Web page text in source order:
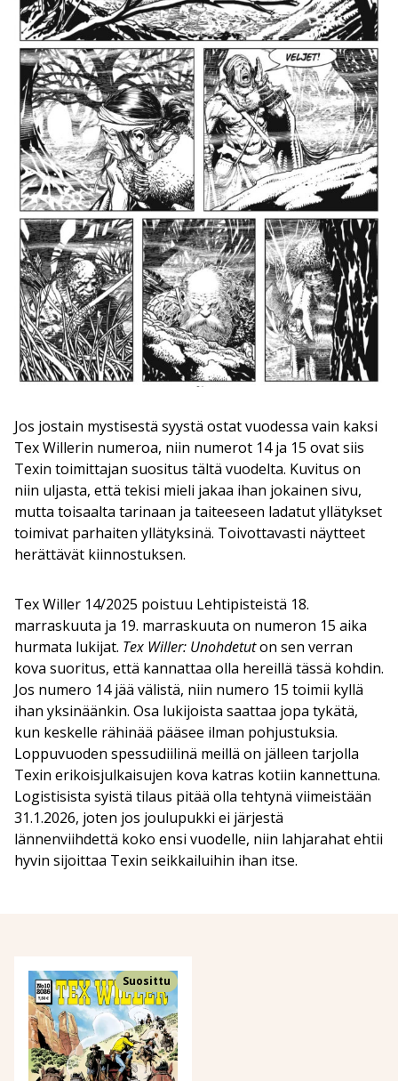
Jos jostain mystisestä syystä ostat vuodessa vain kaksi
Tex Willerin numeroa, niin numerot 14 ja 15 ovat siis
Texin toimittajan suositus tältä vuodelta. Kuvitus on
niin uljasta, että tekisi mieli jakaa ihan jokainen sivu,
mutta toisaalta tarinaan ja taiteeseen ladatut yllätykset
toimivat parhaiten yllätyksinä. Toivottavasti näytteet
herättävät kiinnostuksen.
Tex Willer 14/2025 poistuu Lehtipisteistä 18.
marraskuuta ja 19. marraskuuta on numeron 15 aika
hurmata lukijat. Tex Willer: Unohdetuton sen verran
kova suoritus, että kannattaa olla hereillä tässä kohdin.
Jos numero 14 jää välistä, niin numero 15 toimii kyllä
ihan yksinäänkin. Osa lukijoista saattaa jopa tykätä,
kun keskelle rähinää pääsee ilman pohjustuksia.
Loppuvuoden spessudiilinä meillä on jälleen tarjolla
Texin erikoisjulkaisujen kova katras kotiin kannettuna.
Logistisista syistä tilaus pitää olla tehtynä viimeistään
31.1.2026, joten jos joulupukki ei järjestä
lännenviihdettä koko ensi vuodelle, niin lahjarahat ehtii
hyvin sijoittaa Texin seikkailuihin ihan itse.
Suosittu